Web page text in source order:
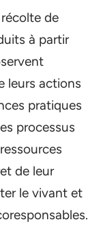
de
à partir
leurs actions
pratiques
processus
de leur
le vivant et